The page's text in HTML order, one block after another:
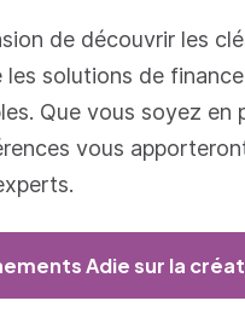
de découvrir les
les solutions de
Que vous soyez en
vous
Adie sur la